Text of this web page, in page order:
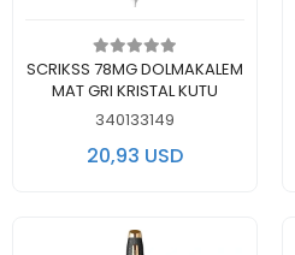
Add to cart
SCRIKSS 78MG DOLMAKALEM
MAT GRI KRISTAL KUTU
340133149
20,93 USD